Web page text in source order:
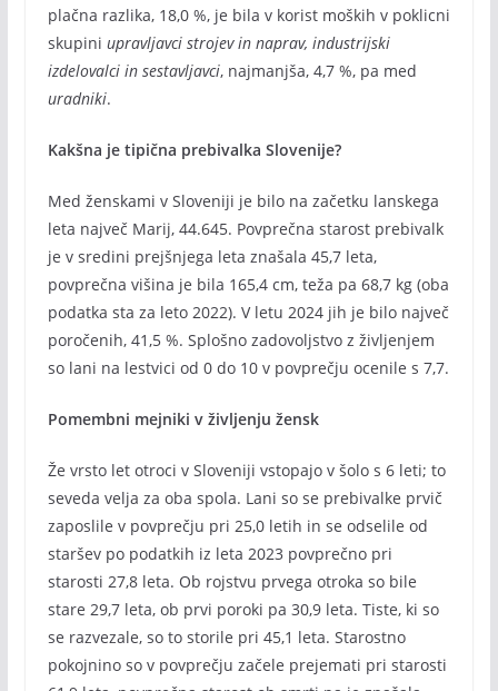
plačna razlika, 18,0 %, je bila v korist moških v poklicni
skupini upravljavci strojev in naprav, industrijski
izdelovalci in sestavljavci, najmanjša, 4,7 %, pa med
uradniki.
Kakšna je tipična prebivalka Slovenije?
Med ženskami v Sloveniji je bilo na začetku lanskega
leta največ Marij, 44.645. Povprečna starost prebivalk
je v sredini prejšnjega leta znašala 45,7 leta,
povprečna višina je bila 165,4 cm, teža pa 68,7 kg (oba
podatka sta za leto 2022). V letu 2024 jih je bilo največ
poročenih, 41,5 %. Splošno zadovoljstvo z življenjem
so lani na lestvici od 0 do 10 v povprečju ocenile s 7,7.
Pomembni mejniki v življenju žensk
Že vrsto let otroci v Sloveniji vstopajo v šolo s 6 leti; to
seveda velja za oba spola. Lani so se prebivalke prvič
zaposlile v povprečju pri 25,0 letih in se odselile od
staršev po podatkih iz leta 2023 povprečno pri
starosti 27,8 leta. Ob rojstvu prvega otroka so bile
stare 29,7 leta, ob prvi poroki pa 30,9 leta. Tiste, ki so
se razvezale, so to storile pri 45,1 leta. Starostno
pokojnino so v povprečju začele prejemati pri starosti